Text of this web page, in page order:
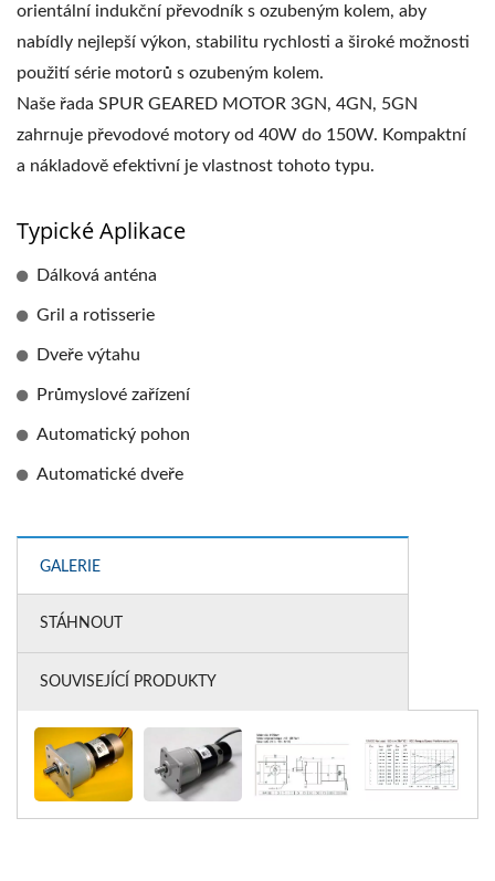
orientální indukční převodník s ozubeným kolem, aby
nabídly nejlepší výkon, stabilitu rychlosti a široké možnosti
použití série motorů s ozubeným kolem.
Naše řada SPUR GEARED MOTOR 3GN, 4GN, 5GN
zahrnuje převodové motory od 40W do 150W. Kompaktní
a nákladově efektivní je vlastnost tohoto typu.
Typické Aplikace
Dálková anténa
Gril a rotisserie
Dveře výtahu
Průmyslové zařízení
Automatický pohon
Automatické dveře
GALERIE
STÁHNOUT
SOUVISEJÍCÍ PRODUKTY